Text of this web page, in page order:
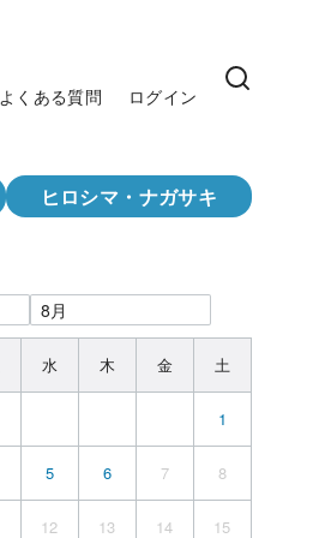
よくある質問 ログイン
ヒロシマ・ナガサキ
水 木 金 土
1
5 6 7 8
12 13 14 15